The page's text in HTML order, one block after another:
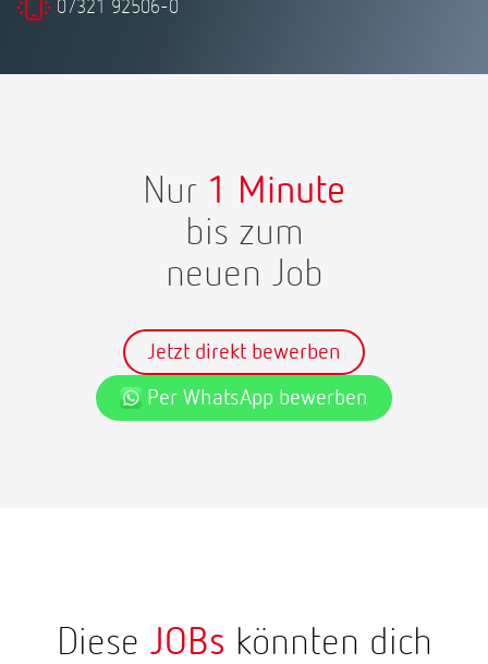
07321 92506-0
Nur 1 Minute
bis zum
neuen Job
Jetzt direkt bewerben
Per WhatsApp bewerben
Diese JOBs könnten dich